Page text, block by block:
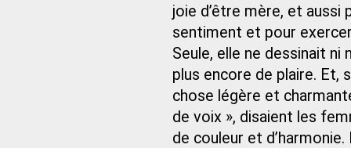
joie d’être mère, et aussi
sentiment et pour
Seule, elle ne dessinait ni
plus encore de plaire. Et,
chose légère et
de voix », disaient les
de couleur et